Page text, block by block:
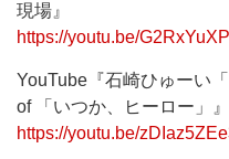
現場』
https://youtu.be/
YouTube『石崎ひゅーい
of 「いつか、ヒーロー」』
https://youtu.be/